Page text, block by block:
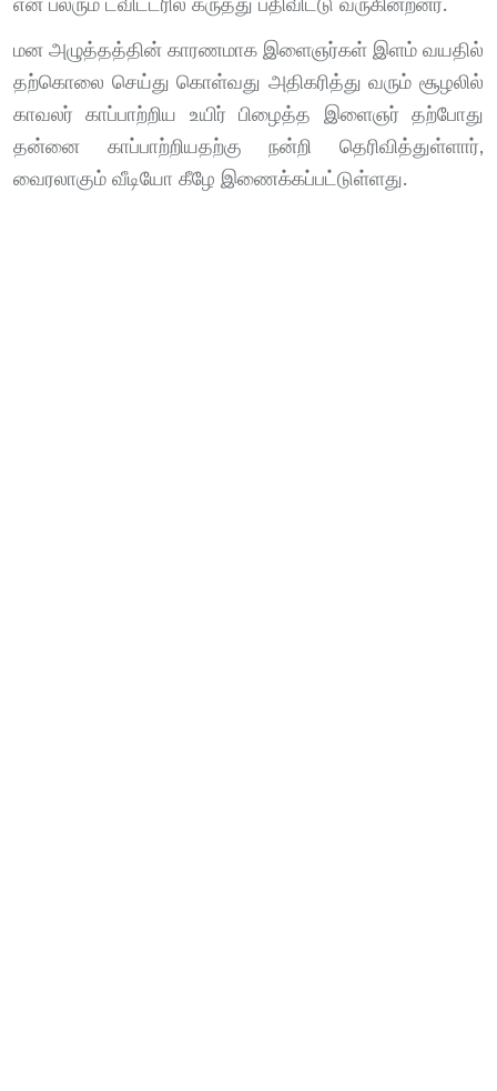
என பலரும் ட்விட்டரில் கருத்து பதிவிட்டு வருகின்றனர்.
மன அழுத்தத்தின் காரணமாக இளைஞர்கள் இளம் வயதில்
தற்கொலை செய்து கொள்வது அதிகரித்து வரும் சூழலில்
காவலர் காப்பாற்றிய உயிர் பிழைத்த இளைஞர் தற்போது
தன்னை காப்பாற்றியதற்கு நன்றி தெரிவித்துள்ளார்,
வைரலாகும் வீடியோ கீழே இணைக்கப்பட்டுள்ளது.